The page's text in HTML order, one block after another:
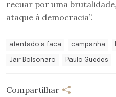
recuar por uma
ataque à democracia”.
atentado a faca campanha
Jair Bolsonaro Paulo Guedes
Compartilhar